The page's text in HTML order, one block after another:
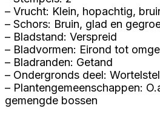
– Vrucht: Klein, hopachtig,
– Schors: Bruin, glad en
– Bladstand: Verspreid
– Bladvormen: Eirond tot
– Bladranden: Getand
– Ondergronds deel:
– Plantengemeenschappen:
gemengde bossen